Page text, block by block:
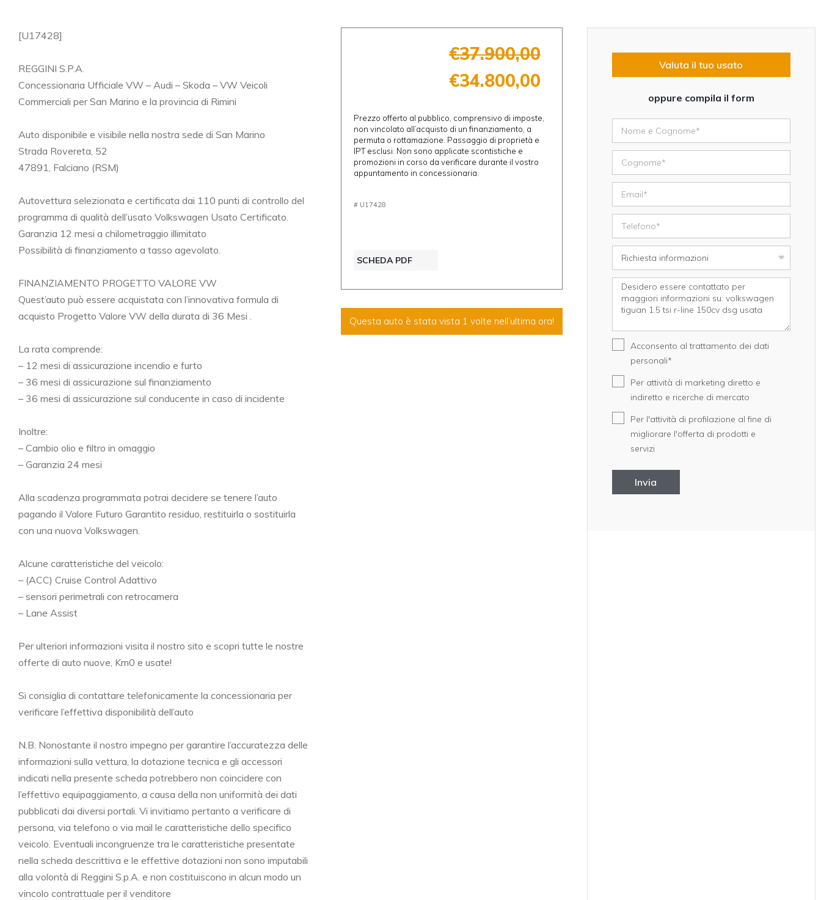
[U17428]
REGGINI S.P.A.
Concessionaria Ufficiale VW – Audi – Skoda – VW Veicoli
Commerciali per San Marino e la provincia di Rimini
Auto disponibile e visibile nella nostra sede di San Marino
Strada Rovereta, 52
47891, Falciano (RSM)
Autovettura selezionata e certificata dai 110 punti di controllo del
programma di qualità dell’usato Volkswagen Usato Certificato.
Garanzia 12 mesi a chilometraggio illimitato
Possibilità di finanziamento a tasso agevolato.
FINANZIAMENTO PROGETTO VALORE VW
Quest’auto può essere acquistata con l’innovativa formula di
acquisto Progetto Valore VW della durata di 36 Mesi .
La rata comprende:
– 12 mesi di assicurazione incendio e furto
– 36 mesi di assicurazione sul finanziamento
– 36 mesi di assicurazione sul conducente in caso di incidente
Inoltre:
– Cambio olio e filtro in omaggio
– Garanzia 24 mesi
Alla scadenza programmata potrai decidere se tenere l’auto
pagando il Valore Futuro Garantito residuo, restituirla o sostituirla
con una nuova Volkswagen.
Alcune caratteristiche del veicolo:
– (ACC) Cruise Control Adattivo
– sensori perimetrali con retrocamera
– Lane Assist
Per ulteriori informazioni visita il nostro sito e scopri tutte le nostre
offerte di auto nuove, Km0 e usate!
Si consiglia di contattare telefonicamente la concessionaria per
verificare l’effettiva disponibilità dell’auto
N.B. Nonostante il nostro impegno per garantire l’accuratezza delle
informazioni sulla vettura, la dotazione tecnica e gli accessori
indicati nella presente scheda potrebbero non coincidere con
l’effettivo equipaggiamento, a causa della non uniformità dei dati
pubblicati dai diversi portali. Vi invitiamo pertanto a verificare di
persona, via telefono o via mail le caratteristiche dello specifico
veicolo. Eventuali incongruenze tra le caratteristiche presentate
nella scheda descrittiva e le effettive dotazioni non sono imputabili
alla volontà di Reggini S.p.A. e non costituiscono in alcun modo un
vincolo contrattuale per il venditore
€37.900,00
€34.800,00
Prezzo offerto al pubblico, comprensivo di imposte,
non vincolato all’acquisto di un finanziamento, a
permuta o rottamazione. Passaggio di proprietà e
IPT esclusi. Non sono applicate scontistiche e
promozioni in corso da verificare durante il vostro
appuntamento in concessionaria.
# U17428
SCHEDA PDF
Questa auto è stata vista 1 volte nell’ultima ora!
Valuta il tuo usato
oppure compila il form
Acconsento al trattamento dei dati
personali*
Per attività di marketing diretto e
indiretto e ricerche di mercato
Per l'attività di profilazione al fine di
migliorare l'offerta di prodotti e
servizi
Invia